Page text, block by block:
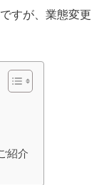
すが、業態変更
紹介